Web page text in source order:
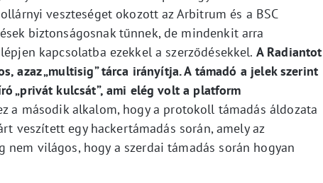
veszteséget okozott az Arbitrum és a BSC
biztonságosnak tűnnek, de mindenkit arra
kapcsolatba ezekkel a szerződésekkel. A Radiantot
azaz „multisig” tárca irányítja. A támadó a jelek szerint
„privát kulcsát”, ami elég volt a platform
a második alkalom, hogy a protokoll támadás áldozata
veszített egy hackertámadás során, amely az
nem világos, hogy a szerdai támadás során hogyan